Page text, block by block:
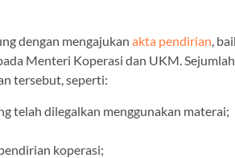
dengan mengajukanakta pendirian,
Menteri Koperasi dan UKM. Sejumlah
tersebut, seperti:
telah dilegalkan menggunakan materai;
koperasi;